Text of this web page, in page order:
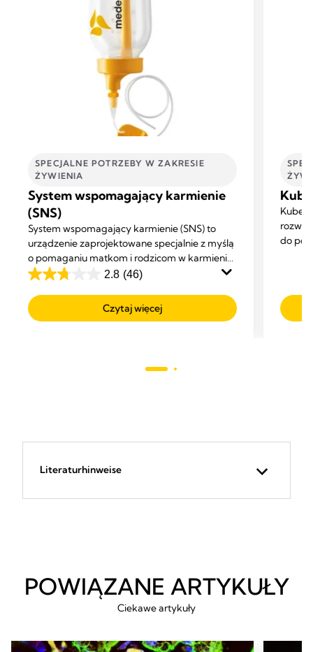
SPECJALNE POTRZEBY W ZAKRESIE
ŻYWIENIA
System wspomagający karmienie
(SNS)
System wspomagający karmienie (SNS) to
urządzenie zaprojektowane specjalnie z myślą
o pomaganiu matkom i rodzicom w karmieniu
poprzez dostarczanie mleka dziecku podczas
2.8 (46)
2.8
na
5
Czytaj więcej
do
Literaturhinweise
POWIĄZANE ARTYKUŁY
Ciekawe artykuły